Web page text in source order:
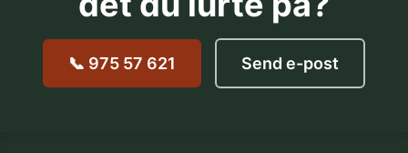
📞 975 57 621 Send e-post